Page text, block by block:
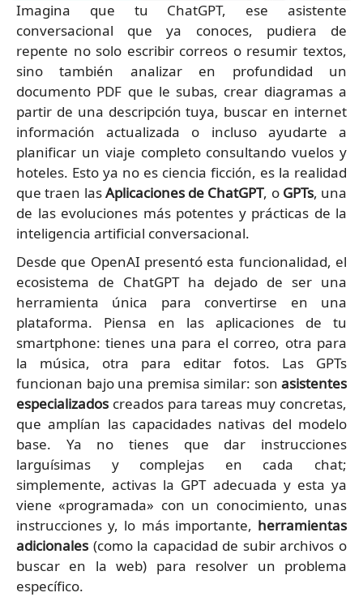
Imagina que tu ChatGPT, ese asistente
conversacional que ya conoces, pudiera de
repente no solo escribir correos o resumir textos,
sino también analizar en profundidad un
documento PDF que le subas, crear diagramas a
partir de una descripción tuya, buscar en internet
información actualizada o incluso ayudarte a
planificar un viaje completo consultando vuelos y
hoteles. Esto ya no es ciencia ficción, es la realidad
que traen lasAplicaciones de ChatGPT, o GPTs, una
de las evoluciones más potentes y prácticas de la
inteligencia artificial conversacional.
Desde que OpenAI presentó esta funcionalidad, el
ecosistema de ChatGPT ha dejado de ser una
herramienta única para convertirse en una
plataforma. Piensa en las aplicaciones de tu
smartphone: tienes una para el correo, otra para
la música, otra para editar fotos. Las GPTs
funcionan bajo una premisa similar: son asistentes
especializados creados para tareas muy concretas,
que amplían las capacidades nativas del modelo
base. Ya no tienes que dar instrucciones
larguísimas y complejas en cada chat;
simplemente, activas la GPT adecuada y esta ya
viene «programada» con un conocimiento, unas
instrucciones y, lo más importante, herramientas
adicionales (como la capacidad de subir archivos o
buscar en la web) para resolver un problema
específico.